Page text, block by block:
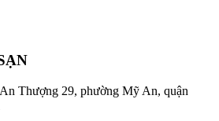
Thượng 29, phường Mỹ An, quận